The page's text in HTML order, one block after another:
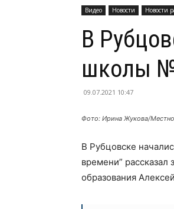
Видео Новости Новости
В
школы
09.07.2021 10:47
Фото: Ирина Жукова/
В Рубцовске
времени” рассказал
образования